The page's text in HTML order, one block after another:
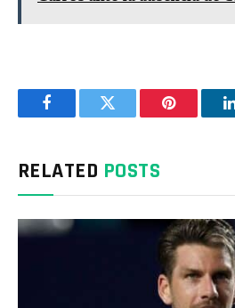
FacebookTwitter Pinterest
RELATED POSTS